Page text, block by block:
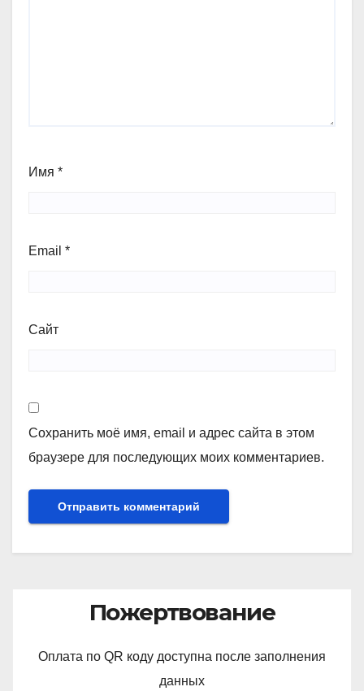
Имя *
Email *
Сайт
Сохранить моё имя, email и адрес сайта в этом
браузере для последующих моих комментариев.
Пожертвование
Оплата по QR коду доступна после заполнения
данных